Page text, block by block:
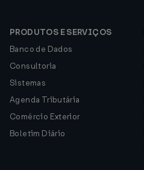
PRODUTOS E SERVIÇOS
Banco de Dados
Consultoria
Sistemas
Agenda Tributária
Comércio Exterior
Boletim Diário